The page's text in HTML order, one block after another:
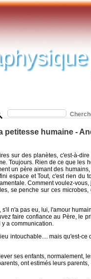
petitesse humaine -
sur des planètes, c'est-à-
Toujours. Rien de ce que les
un père aimant des
espace et Tout, c'est rien du
Comment voulez-
se penche sur ces
n'a pas eu, lui, l'amour
faire confiance au Père, le
y a communication.
intouchable.... mais qu'est-ce
ses enfants, normalement,
ont estimés leurs